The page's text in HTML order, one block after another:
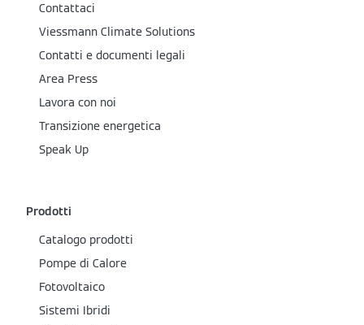
Contattaci
Viessmann Climate Solutions
Contatti e documenti legali
Area Press
Lavora con noi
Transizione energetica
Speak Up
Prodotti
Catalogo prodotti
Pompe di Calore
Fotovoltaico
Sistemi Ibridi